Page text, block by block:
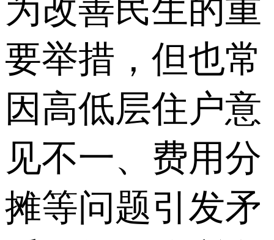
为改善民生的重
要举措，但也常
因高低层住户意
见不一、费用分
摊等问题引发矛